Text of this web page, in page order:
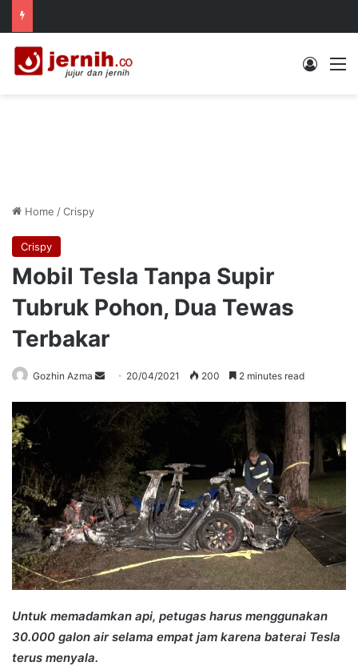
Log In
Home /Crispy
Crispy
Mobil Tesla Tanpa Supir
Tubruk Pohon, Dua Tewas
Terbakar
Gozhin Azma
Send
email
20/04/2021 200 2 minutes read
Untuk memadamkan api, petugas harus menggunakan
30.000 galon air selama empat jam karena baterai Tesla
terus menyala.